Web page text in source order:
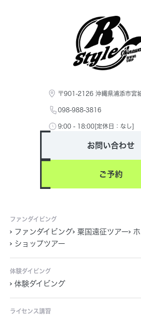
〒901-2126 沖縄県浦添市宮
098-988-3816
9:00 - 18:00[定休日：なし]
お問い合わせ
ご予約
ファンダイビング
ファンダイビング 粟国遠征ツアー
ショップツアー
体験ダイビング
体験ダイビング
ライセンス講習